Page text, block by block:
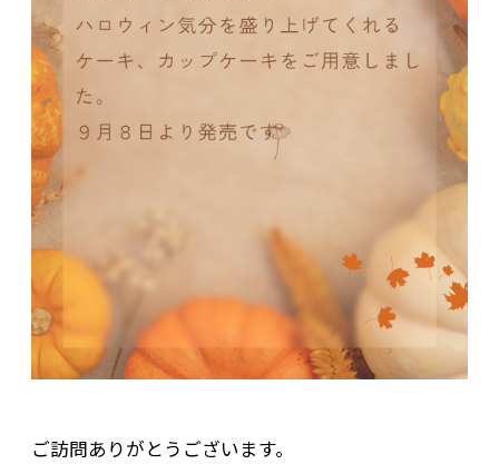
ご訪問ありがとうございます。